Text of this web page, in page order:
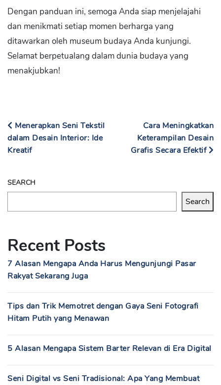
Dengan panduan ini, semoga Anda siap menjelajahi
dan menikmati setiap momen berharga yang
ditawarkan oleh museum budaya Anda kunjungi.
Selamat berpetualang dalam dunia budaya yang
menakjubkan!
Menerapkan Seni Tekstil
dalam Desain Interior: Ide
Kreatif
Cara Meningkatkan
Keterampilan Desain
Grafis Secara Efektif
SEARCH
Search
Recent Posts
7 Alasan Mengapa Anda Harus Mengunjungi Pasar
Rakyat Sekarang Juga
Tips dan Trik Memotret dengan Gaya Seni Fotografi
Hitam Putih yang Menawan
5 Alasan Mengapa Sistem Barter Relevan di Era Digital
Seni Digital vs Seni Tradisional: Apa Yang Membuat